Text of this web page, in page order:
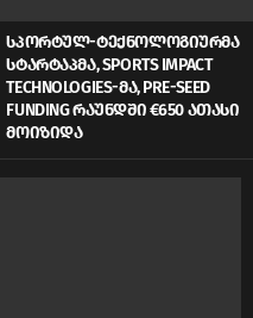
ᲡᲞᲝᲠᲢᲣᲚ-ᲢᲔᲥᲜᲝᲚᲝᲒᲘᲣᲠᲛᲐ
ᲡᲢᲐᲠᲢᲐᲞᲛᲐ, SPORTS IMPACT
TECHNOLOGIES-ᲛᲐ, PRE-SEED
FUNDING ᲠᲐᲣᲜᲓᲨᲘ €650 ᲐᲗᲐᲡᲘ
ᲛᲝᲘᲖᲘᲓᲐ